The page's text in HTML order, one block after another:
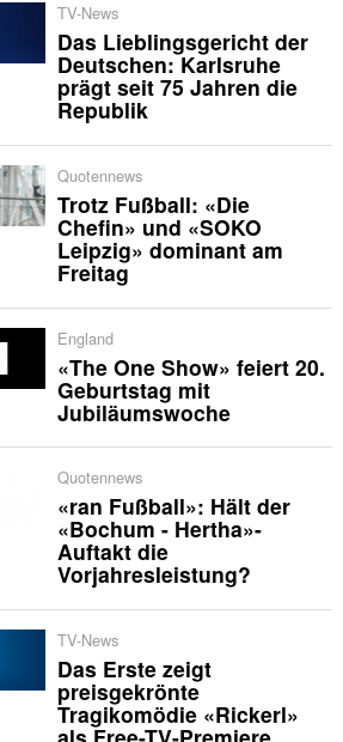
TV-News
Das Lieblingsgericht der
Deutschen: Karlsruhe
prägt seit 75 Jahren die
Republik
Quotennews
Trotz Fußball: «Die
Chefin» und «SOKO
Leipzig» dominant am
Freitag
England
«The One Show» feiert 20.
Geburtstag mit
Jubiläumswoche
Quotennews
«ran Fußball»: Hält der
«Bochum - Hertha»-
Auftakt die
Vorjahresleistung?
TV-News
Das Erste zeigt
preisgekrönte
Tragikomödie «Rickerl»